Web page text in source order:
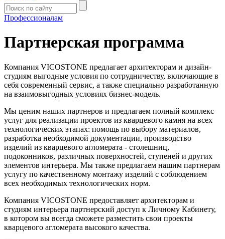
Профессионалам
Партнерская программа
Компания VICOSTONE предлагает архитекторам и дизайн-
студиям выгодные условия по сотрудничеству, включающие в
себя современный сервис, а также специально разработанную
на взаимовыгодных условиях бизнес-модель.
Мы ценим наших партнеров и предлагаем полный комплекс
услуг для реализации проектов из кварцевого камня на всех
технологических этапах: помощь по выбору материалов,
разработка необходимой документации, производство
изделий из кварцевого агломерата - столешниц,
подоконников, различных поверхностей, ступеней и других
элементов интерьера. Мы также предлагаем нашим партнерам
услугу по качественному монтажу изделий с соблюдением
всех необходимых технологических норм.
Компания VICOSTONE предоставляет архитекторам и
студиям интерьера партнерский доступ к Личному Кабинету,
в котором вы всегда сможете разместить свои проекты
кварцевого агломерата высокого качества.